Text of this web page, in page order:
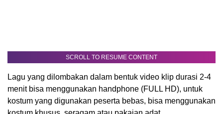
SCROLL TO RESUME CONTENT
Lagu yang dilombakan dalam bentuk video klip durasi 2-4
menit bisa menggunakan handphone (FULL HD), untuk
kostum yang digunakan peserta bebas, bisa menggunakan